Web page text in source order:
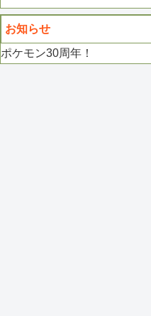
お知らせ
ポケモン30周年！